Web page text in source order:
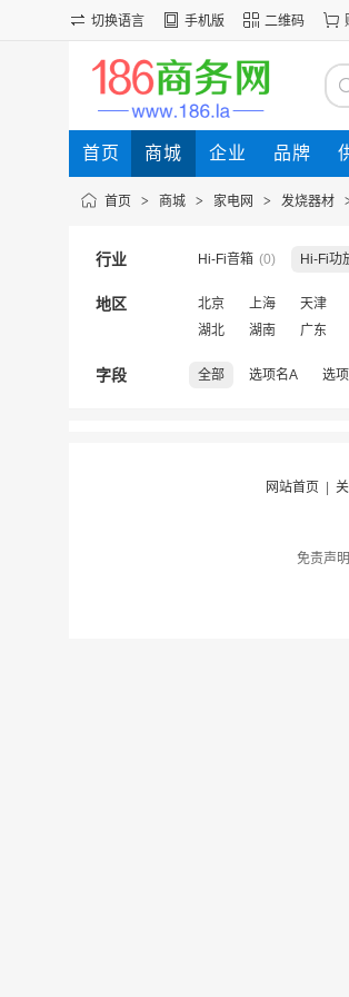
切换语言 手机版 二维码
首页 商城 企业 品牌
首页 > 商城 > 家电网 > 发烧器材
行业 Hi-Fi音箱 (0) Hi-Fi功
地区 北京 上海 天津
湖北
湖南 广东
字段 全部 选项名A 选
网站首页
免责声